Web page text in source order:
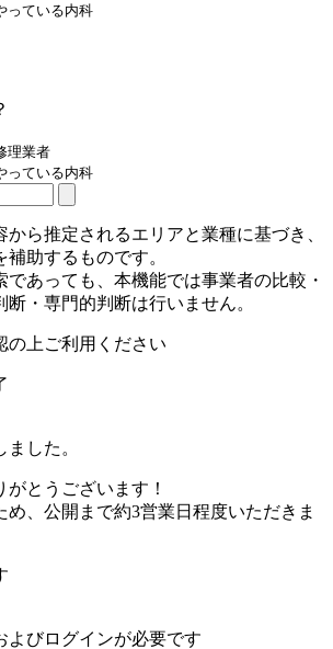
っている内科
理業者
っている内科
ら推定されるエリアと業種に基づき、
助するものです。
であっても、本機能では事業者の比較・
・専門的判断は行いません。
の上ご利用ください
した。
とうございます！
め、公開まで約3営業日程度いただきま
よびログインが必要です